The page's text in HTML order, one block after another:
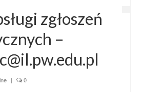
zgłoszeń
–
| 0